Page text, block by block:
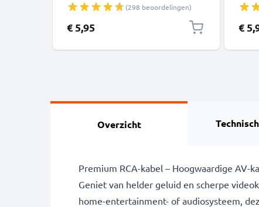
PowerShot G7X SX530 IXUS 185 - 1m
IFC-200U IFC-400PCU IFC-500U
Oplaadkabel 1A Camera foto PVC
(298 beoordelingen)
€ 5,95
PVC
€
Overzicht
Premium RCA-kabel – Hoogwaardige
Geniet van helder geluid en scherpe
home-entertainment- of audiosysteem,